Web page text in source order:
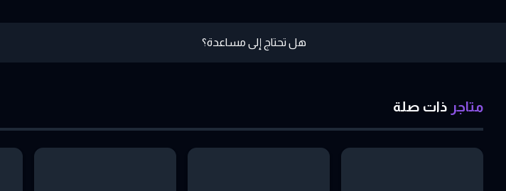
هل تحتاج إلى مساعدة؟
متاجر ذات صلة